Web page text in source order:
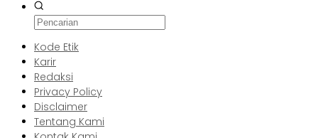
Kode Etik
Karir
Redaksi
Privacy Policy
Disclaimer
Tentang Kami